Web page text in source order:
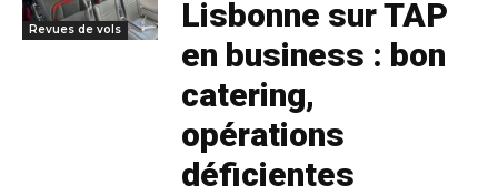
Revues de vols
Lisbonne sur TAP
en business : bon
catering,
opérations
déficientes